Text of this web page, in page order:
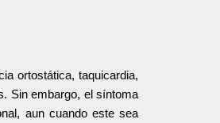
ortostática, taquicardia,
Sin embargo, el síntoma
aun cuando este sea